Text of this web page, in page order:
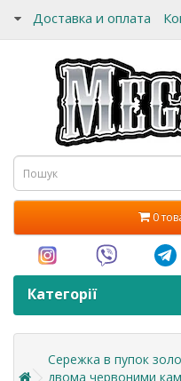
Доставка и оплата
0
Категорії
Сережка в пупок
двома червоними